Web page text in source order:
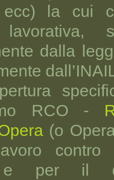
ecc) la cui
dalla
RCO -
(o
contro
e per il